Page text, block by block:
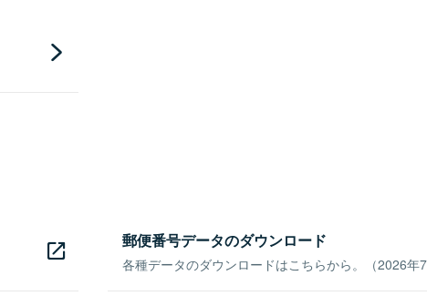
郵便番号データのダウンロード
各種データのダウンロードはこちらから。（2026年7